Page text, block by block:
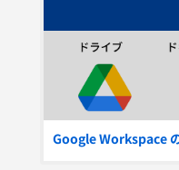
Google Workspace